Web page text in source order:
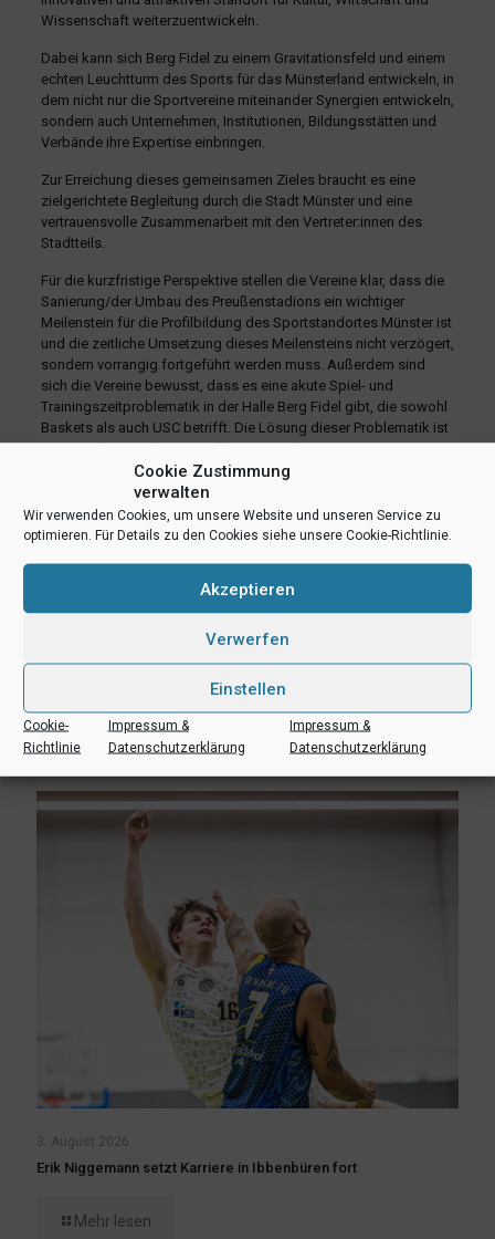
Cookie Zustimmung
verwalten
Wir verwenden Cookies, um unsere Website und unseren Service zu
optimieren. Für Details zu den Cookies siehe unsere Cookie-Richtlinie.
Akzeptieren
Verwerfen
Einstellen
Cookie-
Richtlinie
Impressum &
Datenschutzerklärung
Impressum &
Datenschutzerklärung
Wissenschaft weiterzuentwickeln.
Dabei kann sich Berg Fidel zu einem Gravitationsfeld und einem
echten Leuchtturm des Sports für das Münsterland entwickeln, in
dem nicht nur die Sportvereine miteinander Synergien entwickeln,
sondern auch Unternehmen, Institutionen, Bildungsstätten und
Verbände ihre Expertise einbringen.
Zur Erreichung dieses gemeinsamen Zieles braucht es eine
zielgerichtete Begleitung durch die Stadt Münster und eine
vertrauensvolle Zusammenarbeit mit den Vertreter:innen des
Stadtteils.
Für die kurzfristige Perspektive stellen die Vereine klar, dass die
Sanierung/der Umbau des Preußenstadions ein wichtiger
Meilenstein für die Profilbildung des Sportstandortes Münster ist
und die zeitliche Umsetzung dieses Meilensteins nicht verzögert,
sondern vorrangig fortgeführt werden muss. Außerdem sind
sich die Vereine bewusst, dass es eine akute Spiel- und
Trainingszeitproblematik in der Halle Berg Fidel gibt, die sowohl
Baskets als auch USC betrifft. Die Lösung dieser Problematik ist
im Zuge der Standortentwicklung zentral, um einen
professionellen Trainings- und Spielbetrieb am Berg Fidel zu
sichern. Alle drei Vereine haben sich in diesen Punkten
miteinander verständigt und machen sich für ein konstruktives,
zielgerichtetes Vorgehen stark.
teilen teilen E-Mail
3. August 2026
Erik Niggemann setzt Karriere in Ibbenbüren fort
Mehr lesen